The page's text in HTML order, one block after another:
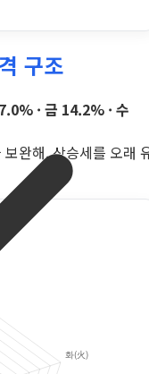
구조
· 금 14.2% · 수
완해, 상승세를 오래